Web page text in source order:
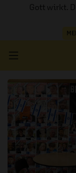
Gott wirkt.
ERZÄHL MAL
AUDIOTHEK
PROGRAMM